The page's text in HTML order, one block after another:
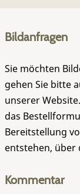
Bildanfragen
Sie möchten
gehen Sie bitte
unserer
das
Bereitstellung
entstehen, über
Kommentar